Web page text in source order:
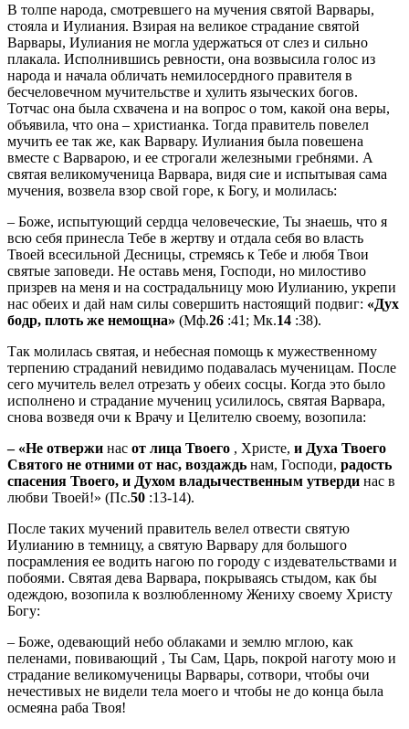
В толпе народа, смотревшего на мучения святой Варвары,
стояла и Иулиания. Взирая на великое страдание святой
Варвары, Иулиания не могла удержаться от слез и сильно
плакала. Исполнившись ревности, она возвысила голос из
народа и начала обличать немилосердного правителя в
бесчеловечном мучительстве и хулить языческих богов.
Тотчас она была схвачена и на вопрос о том, какой она веры,
объявила, что она – христианка. Тогда правитель повелел
мучить ее так же, как Варвару. Иулиания была повешена
вместе с Варварою, и ее строгали железными гребнями. А
святая великомученица Варвара, видя сие и испытывая сама
мучения, возвела взор свой горе, к Богу, и молилась:
– Боже, испытующий сердца человеческие, Ты знаешь, что я
всю себя принесла Тебе в жертву и отдала себя во власть
Твоей всесильной Десницы, стремясь к Тебе и любя Твои
святые заповеди. Не оставь меня, Господи, но милостиво
призрев на меня и на сострадальницу мою Иулианию, укрепи
нас обеих и дай нам силы совершить настоящий подвиг: «Дух
бодр, плоть же немощна» (Мф.26 :41; Мк.14 :38).
Так молилась святая, и небесная помощь к мужественному
терпению страданий невидимо подавалась мученицам. После
сего мучитель велел отрезать у обеих сосцы. Когда это было
исполнено и страдание мучениц усилилось, святая Варвара,
снова возведя очи к Врачу и Целителю своему, возопила:
– «Не отвержи нас от лица Твоего , Христе, и Духа Твоего
Святого не отними от нас, воздаждь нам, Господи, радость
спасения Твоего, и Духом владычественным утверди нас в
любви Твоей!» (Пс.50 :13-14).
После таких мучений правитель велел отвести святую
Иулианию в темницу, а святую Варвару для большого
посрамления ее водить нагою по городу с издевательствами и
побоями. Святая дева Варвара, покрываясь стыдом, как бы
одеждою, возопила к возлюбленному Жениху своему Христу
Богу:
– Боже, одевающий небо облаками и землю мглою, как
пеленами, повивающий , Ты Сам, Царь, покрой наготу мою и
страдание великомученицы Варвары, сотвори, чтобы очи
нечестивых не видели тела моего и чтобы не до конца была
осмеяна раба Твоя!